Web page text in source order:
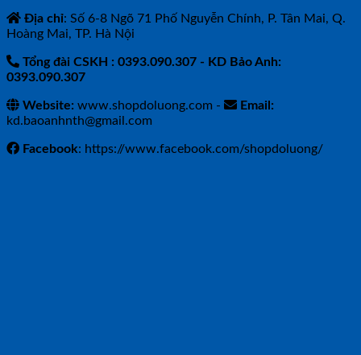
Địa chỉ: Số 6-8 Ngõ 71 Phố Nguyễn Chính, P. Tân Mai, Q.
Hoàng Mai, TP. Hà Nội
Tổng đài CSKH : 0393.090.307 - KD Bảo Anh:
0393.090.307
Website: www.shopdoluong.com -
Email:
kd.baoanhnth@gmail.com
Facebook: https://www.facebook.com/shopdoluong/